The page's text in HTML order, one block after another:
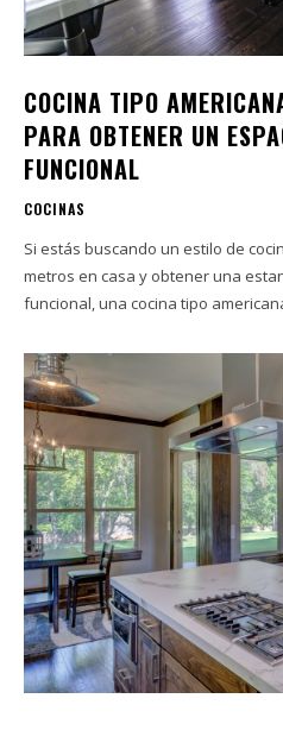
COCINA TIPO
PARA OBTENER UN
FUNCIONAL
COCINAS
Si estás buscando un estilo de
metros en casa y obtener una
funcional, una cocina tipo